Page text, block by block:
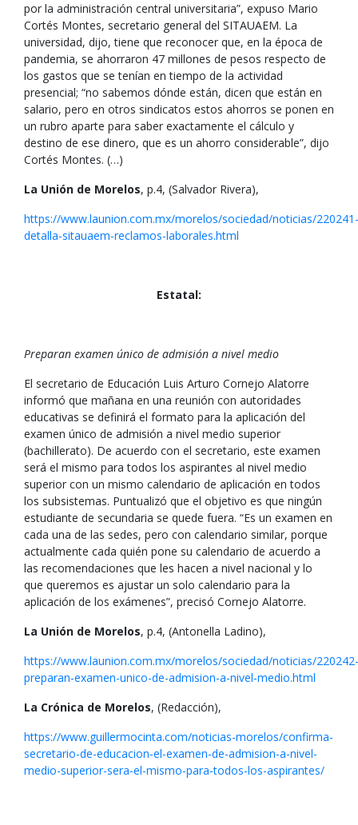
por la administración central universitaria”, expuso Mario
Cortés Montes, secretario general del SITAUAEM. La
universidad, dijo, tiene que reconocer que, en la época de
pandemia, se ahorraron 47 millones de pesos respecto de
los gastos que se tenían en tiempo de la actividad
presencial; “no sabemos dónde están, dicen que están en
salario, pero en otros sindicatos estos ahorros se ponen en
un rubro aparte para saber exactamente el cálculo y
destino de ese dinero, que es un ahorro considerable”, dijo
Cortés Montes. (…)
La Unión de Morelos, p.4, (Salvador Rivera),
https://www.launion.com.mx/morelos/sociedad/noticias/220241-
detalla-sitauaem-reclamos-laborales.html
Estatal:
Preparan examen único de admisión a nivel medio
El secretario de Educación Luis Arturo Cornejo Alatorre
informó que mañana en una reunión con autoridades
educativas se definirá el formato para la aplicación del
examen único de admisión a nivel medio superior
(bachillerato). De acuerdo con el secretario, este examen
será el mismo para todos los aspirantes al nivel medio
superior con un mismo calendario de aplicación en todos
los subsistemas. Puntualizó que el objetivo es que ningún
estudiante de secundaria se quede fuera. “Es un examen en
cada una de las sedes, pero con calendario similar, porque
actualmente cada quién pone su calendario de acuerdo a
las recomendaciones que les hacen a nivel nacional y lo
que queremos es ajustar un solo calendario para la
aplicación de los exámenes”, precisó Cornejo Alatorre.
La Unión de Morelos, p.4, (Antonella Ladino),
https://www.launion.com.mx/morelos/sociedad/noticias/220242-
preparan-examen-unico-de-admision-a-nivel-medio.html
La Crónica de Morelos, (Redacción),
https://www.guillermocinta.com/noticias-morelos/confirma-
secretario-de-educacion-el-examen-de-admision-a-nivel-
medio-superior-sera-el-mismo-para-todos-los-aspirantes/